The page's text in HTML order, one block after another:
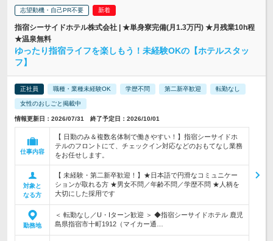
志望動機・自己PR不要
指宿シーサイドホテル株式会社 | ★単身寮完備(月1.3万円) ★月残業10h程
★温泉無料
ゆったり指宿ライフを楽しもう！未経験OKの【ホテルスタッ
フ】
正社員 職種・業種未経験OK 学歴不問 第二新卒歓迎 転勤なし
女性のおしごと掲載中
情報更新日：2026/07/31 終了予定日：2026/10/01
仕事内容
【 日勤のみ＆複数名体制で働きやすい！】指宿シーサイドホ
テルのフロントにて、チェックイン対応などのおもてなし業務
をお任せします。
対象と
なる方
【 未経験・第二新卒歓迎！】★日本語で円滑なコミュニケー
ションが取れる方 ★男女不問／年齢不問／学歴不問 ★人柄を
大切にした採用です
勤務地
＜ 転勤なし／U・Iターン歓迎 ＞ ◆指宿シーサイドホテル 鹿児
島県指宿市十町1912（マイカー通…